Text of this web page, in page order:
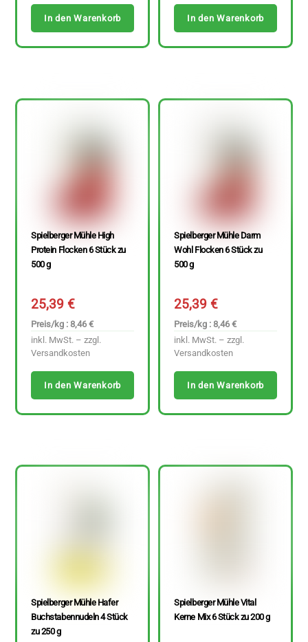
In den Warenkorb In den Warenkorb
Spielberger Mühle High
Protein Flocken 6 Stück zu
500 g
25,39€
Preis/kg : 8,46 €
inkl. MwSt. – zzgl.
Versandkosten
In den Warenkorb
Spielberger Mühle Darm
Wohl Flocken 6 Stück zu
500 g
25,39€
Preis/kg : 8,46 €
inkl. MwSt. – zzgl.
Versandkosten
In den Warenkorb
Spielberger Mühle Hafer
Buchstabennudeln 4 Stück
zu 250 g
Spielberger Mühle Vital
Kerne Mix 6 Stück zu 200 g